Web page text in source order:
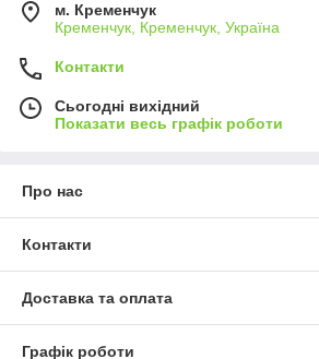
м. Кременчук
Кременчук, Кременчук, Україна
Контакти
Сьогодні вихідний
Показати весь графік роботи
Про нас
Контакти
Доставка та оплата
Графік роботи